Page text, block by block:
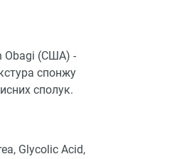
Obagi (США) -
спонжу
сполук.
Glycolic Acid,